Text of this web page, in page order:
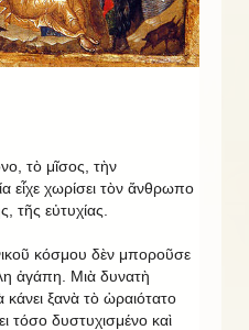
τὸ μῖσος, τὴν
εἶχε χωρίσει τὸν ἄνθρωπο
τῆς εὐτυχίας.
κόσμου δὲν μποροῦσε
ἀγάπη. Μιὰ δυνατὴ
ξανὰ τὸ ὡραιότατο
τόσο δυστυχισμένο καὶ